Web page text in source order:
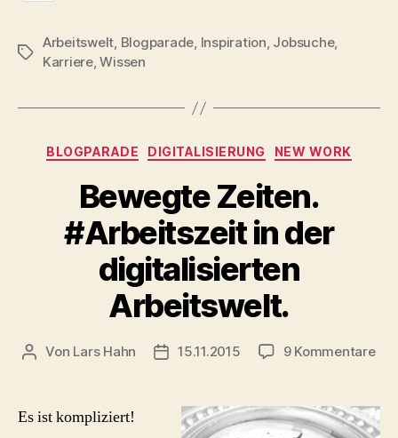
Schlagwörter
Arbeitswelt, Blogparade, Inspiration, Jobsuche,
Karriere,Wissen
Kategorien
BLOGPARADE DIGITALISIERUNG NEW WORK
Bewegte Zeiten.
#Arbeitszeit in der
digitalisierten
Arbeitswelt.
Beitragsautor
Von Lars Hahn Beitragsdatum
15.11.2015 9 Kommentarezu
in
Es ist kompliziert!